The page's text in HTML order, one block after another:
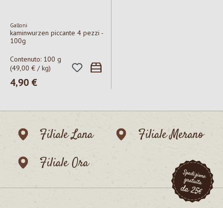
Galloni
kaminwurzen piccante 4 pezzi -
100g
Contenuto: 100 g
(49,00 € / kg)
Prezzo normale:
4,90 €
Filiale Lana
Filiale Merano
Filiale Ora